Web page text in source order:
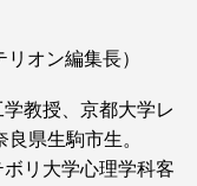
オン編集長）
教授、京都大学レ
県生駒市生。
リ大学心理学科客